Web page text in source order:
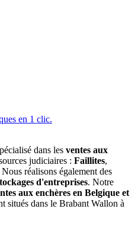
dans les ventes aux
judiciaires : Faillites,
Nous réalisons également des
d'entreprises. Notre
aux enchères en Belgique et
situés dans le Brabant Wallon à